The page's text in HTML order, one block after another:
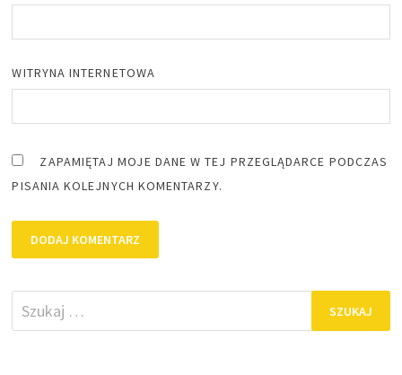
WITRYNA INTERNETOWA
ZAPAMIĘTAJ MOJE DANE W TEJ PRZEGLĄDARCE PODCZAS
PISANIA KOLEJNYCH KOMENTARZY.
Szukaj: